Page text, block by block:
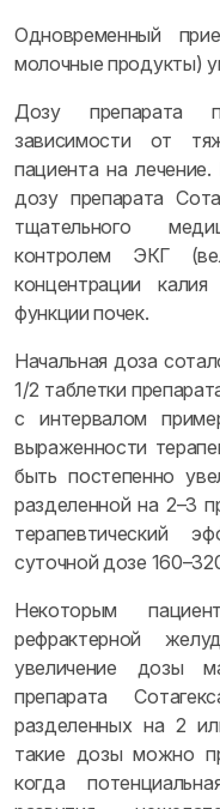
Одновременный
молочные продукты)
Дозу препарата
зависимости от
пациента на лечение.
дозу препарата
тщательного
контролем ЭКГ
концентрации
функции почек.
Начальная доза
1/2 таблетки
с интервалом
выраженности
быть постепенно
разделенной на 2–3
терапевтический
суточной дозе
Некоторым
рефрактерной
увеличение дозы
препарата
разделенных на 2
такие дозы можно
когда